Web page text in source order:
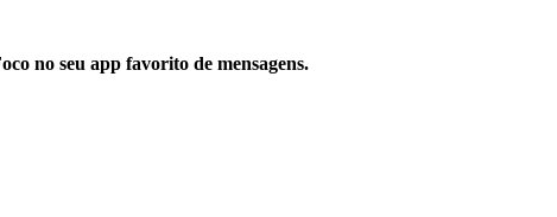
no seu app favorito de mensagens.